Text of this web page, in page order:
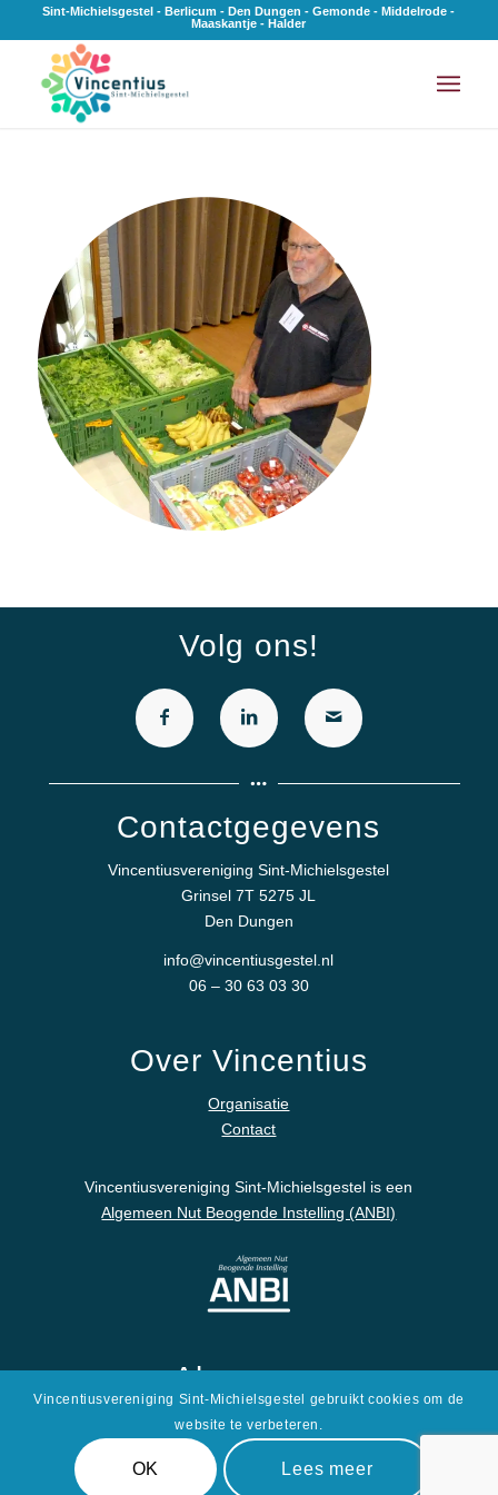
Sint-Michielsgestel - Berlicum - Den Dungen - Gemonde - Middelrode -
Maaskantje - Halder
Volg ons!
Contactgegevens
Vincentiusvereniging Sint-Michielsgestel
Grinsel 7T 5275 JL
Den Dungen
info@vincentiusgestel.nl
06 – 30 63 03 30
Over Vincentius
Organisatie
Contact
Vincentiusvereniging Sint-Michielsgestel is een
Algemeen Nut Beogende Instelling (ANBI)
Algemeen
Disclaimer
Privacyverklaring
Vincentiusvereniging Sint-Michielsgestel gebruikt cookies om de
website te verbeteren.
OK Lees meer